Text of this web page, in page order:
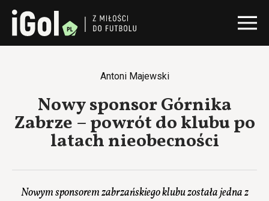
Antoni Majewski
Nowy sponsor Górnika
Zabrze – powrót do klubu po
latach nieobecności
Nowym sponsorem zabrzańskiego klubu została jedna z